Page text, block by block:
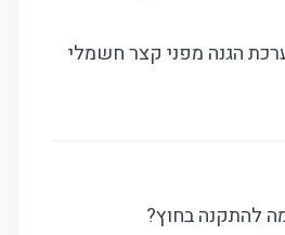
הגנה מפני קצר חשמלי
להתקנה בחוץ?